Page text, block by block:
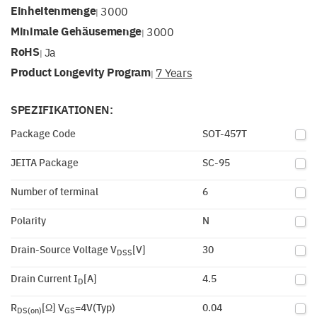
Einheitenmenge| 3000
Minimale Gehäusemenge| 3000
RoHS| Ja
Product Longevity Program| 7 Years
SPEZIFIKATIONEN:
Package Code SOT-457T
JEITA Package SC-95
Number of terminal 6
Polarity N
Drain-Source Voltage VDSS[V] 30
Drain Current ID[A] 4.5
RDS(on)[Ω] VGS=4V(Typ) 0.04